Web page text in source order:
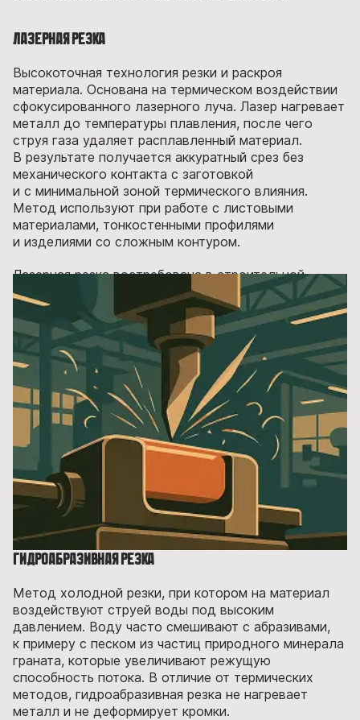
Лазерная резка
Высокоточная технология резки и раскроя
материала. Основана на термическом воздействии
сфокусированного лазерного луча. Лазер нагревает
металл до температуры плавления, после чего
струя газа удаляет расплавленный материал.
В результате получается аккуратный срез без
механического контакта с заготовкой
и с минимальной зоной термического влияния.
Метод используют при работе с листовыми
материалами, тонкостенными профилями
и изделиями со сложным контуром.
Лазерная резка востребована в строительной
отрасли: при производстве корпусов, панелей
и декоративных элементов, где особенно важны
точность и чистота края.
Гидроабразивная резка
Метод холодной резки, при котором на материал
воздействуют струей воды под высоким
давлением. Воду часто смешивают с абразивами,
к примеру с песком из частиц природного минерала
граната, которые увеличивают режущую
способность потока. В отличие от термических
методов, гидроабразивная резка не нагревает
металл и не деформирует кромки.